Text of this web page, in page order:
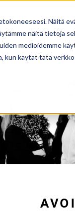
Näitä
näitä tietoja
medioidemme
kun käytät tätä